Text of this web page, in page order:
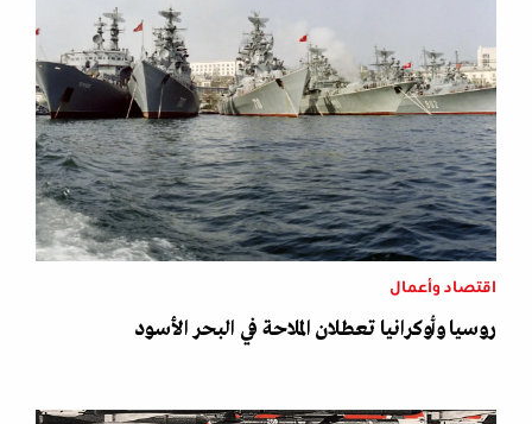
اقتصاد وأعمال
روسيا وأوكرانيا تعطلان الملاحة في البحر الأسود